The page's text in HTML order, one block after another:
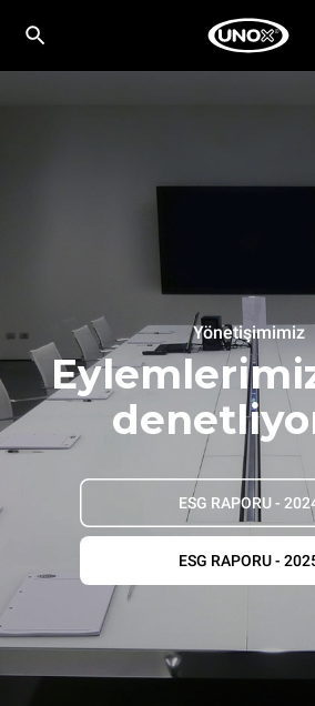
Yönetişimimiz
ESG RAPORU -
ESG RAPORU -